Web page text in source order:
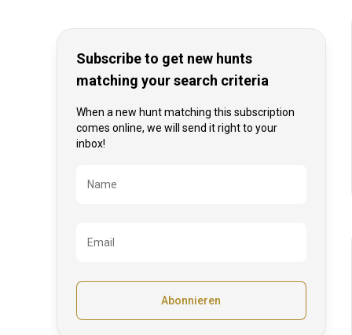
Subscribe to get new hunts
matching your search criteria
When a new hunt matching this subscription
comes online, we will send it right to your
inbox!
Bezeichnung
Name
Email
Abonnieren